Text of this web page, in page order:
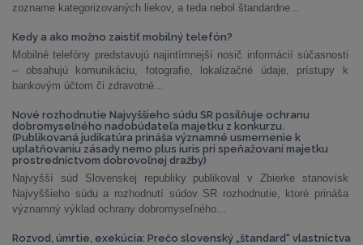
zozname kategorizovaných liekov, a teda nebol štandardne...
Kedy a ako možno zaistiť mobilný telefón?
Mobilné telefóny predstavujú najintímnejší nosič informácií súčasnosti
– obsahujú komunikáciu, fotografie, lokalizačné údaje, prístupy k
bankovým účtom či zdravotné...
Nové rozhodnutie Najvyššieho súdu SR posilňuje ochranu
dobromyseľného nadobúdateľa majetku z konkurzu.
(Publikovaná judikatúra prináša významné usmernenie k
uplatňovaniu zásady nemo plus iuris pri speňažovaní majetku
prostredníctvom dobrovoľnej dražby)
Najvyšší súd Slovenskej republiky publikoval v Zbierke stanovísk
Najvyššieho súdu a rozhodnutí súdov SR rozhodnutie, ktoré prináša
významný výklad ochrany dobromyseľného...
Rozvod, úmrtie, exekúcia: Prečo slovenský „štandard“ vlastníctva